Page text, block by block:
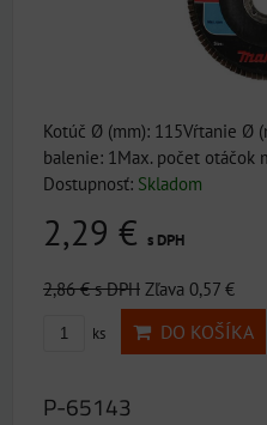
Kotúč Ø (mm): 115Vŕtanie Ø
balenie: 1Max. počet otáčok
Dostupnosť: Skladom
2,29 € s DPH
2,86 €s DPH Zľava 0,57 €
ks DO KOŠÍKA
P-65143